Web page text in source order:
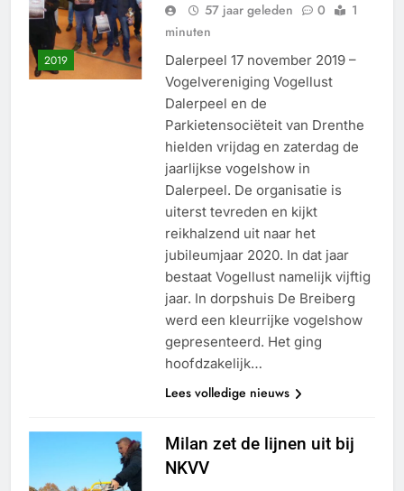
2019
57 jaar geleden 0
1
minuten
Dalerpeel 17 november 2019 –
Vogelvereniging Vogellust
Dalerpeel en de
Parkietensociëteit van Drenthe
hielden vrijdag en zaterdag de
jaarlijkse vogelshow in
Dalerpeel. De organisatie is
uiterst tevreden en kijkt
reikhalzend uit naar het
jubileumjaar 2020. In dat jaar
bestaat Vogellust namelijk vijftig
jaar. In dorpshuis De Breiberg
werd een kleurrijke vogelshow
gepresenteerd. Het ging
hoofdzakelijk…
Lees volledige nieuws
Milan zet de lijnen uit bij
NKVV